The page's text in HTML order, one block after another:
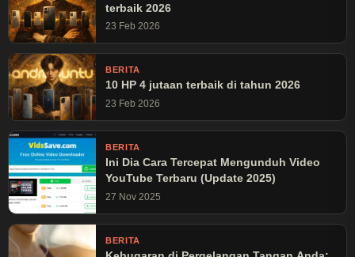
terbaik 2026
23 Feb 2026
BERITA
10 HP 4 jutaan terbaik di tahun 2026
23 Feb 2026
BERITA
Ini Dia Cara Tercepat Mengunduh Video
YouTube Terbaru (Update 2025)
27 Nov 2025
BERITA